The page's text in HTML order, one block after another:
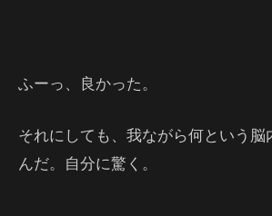
ふーっ、良かった。
それにしても、我ながら何という脳
んだ。自分に驚く。